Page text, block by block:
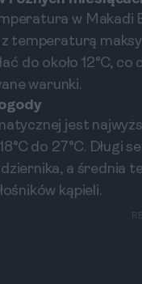
w Makadi
temperaturą
do około 12°C,
warunki.
jest
do 27°C. Długi
a średnia
kąpieli.